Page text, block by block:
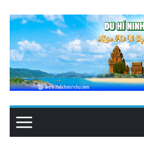
content